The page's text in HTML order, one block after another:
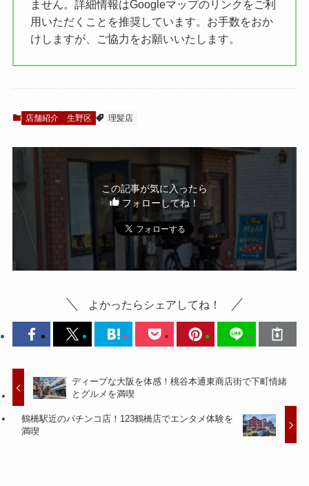
ません。詳細情報はGoogleマップのリンクをご利
用いただくことを推奨しています。お手数をおか
けしますが、ご協力をお願いいたします。
店舗紹介 生野区 理髪店
この記事が気に入ったら
フォローしてね！
よかったらシェアしてね！
ディープな大阪を体感！桃谷本通東商店街で下町情緒
とグルメを満喫
鶴橋駅近のパチンコ店！123鶴橋店でエンタメ体験を
満喫